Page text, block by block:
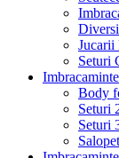
Jucarii
Seturi
Body
Seturi
Seturi